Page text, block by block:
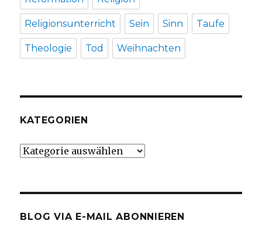
Religionsunterricht Sein Sinn Taufe
Theologie Tod Weihnachten
KATEGORIEN
Kategorien
BLOG VIA E-MAIL ABONNIEREN